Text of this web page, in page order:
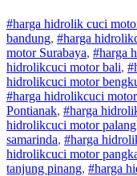
#harga hidrolik cuci
bandung, #harga hidrolik
motorSurabaya, #harga
hidrolikcuci motorbali, #
hidrolikcuci motor
#harga hidrolikcuci motor
Pontianak, #harga
hidrolikcuci motor
samarinda, #harga
hidrolikcuci motor
tanjung pinang, #harga